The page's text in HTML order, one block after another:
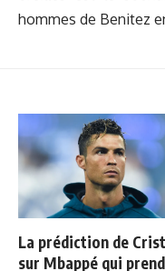
hommes de Benitez
La prédiction de
sur Mbappé qui